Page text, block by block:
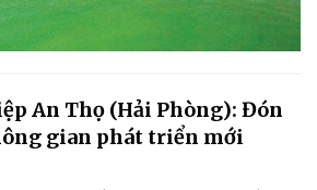
An Thọ (Hải Phòng): Đón
gian phát triển mới